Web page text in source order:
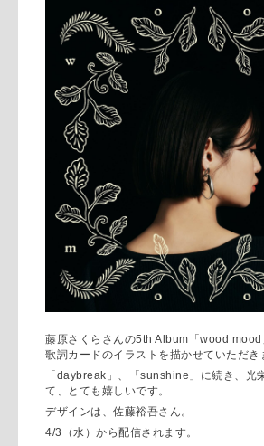
藤原さくらさんの5th Album「wood mood
歌詞カードのイラストを描かせていただき
「daybreak」、「sunshine」に続き、光
て、とても嬉しいです。
デザインは、佐藤裕吾さん。
4/3（水）から配信されます。